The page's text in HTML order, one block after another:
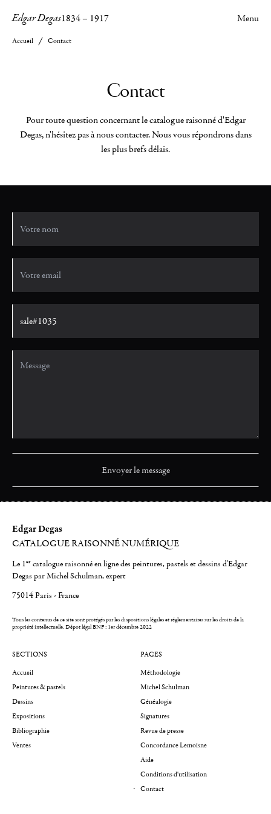
Edgar Degas1834– 1917 Menu
Accueil Contact
Contact
Pour toute question concernant le catalogue raisonné d'Edgar
Degas, n'hésitez pas à nous contacter. Nous vous répondrons dans
les plus brefs délais.
Edgar Degas
CATALOGUE RAISONNÉ NUMÉRIQUE
Le 1er catalogue raisonné en ligne des peintures, pastels et dessins d'Edgar
Degas par Michel Schulman, expert
75014 Paris - France
Tous les contenus de ce site sont protégés par les dispositions légales et réglementaires sur les droits de la
propriété intellectuelle.Dépot légal BNF : 1er décembre 2022
SECTIONS
Accueil
Peintures & pastels
Dessins
Expositions
Bibliographie
Ventes
PAGES
Méthodologie
Michel Schulman
Généalogie
Signatures
Revue de presse
Concordance Lemoisne
Aide
Conditions d'utilisation
Contact